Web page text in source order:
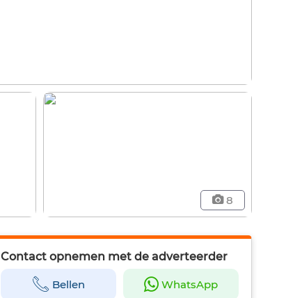
8
Contact opnemen met de adverteerder
Bellen WhatsApp